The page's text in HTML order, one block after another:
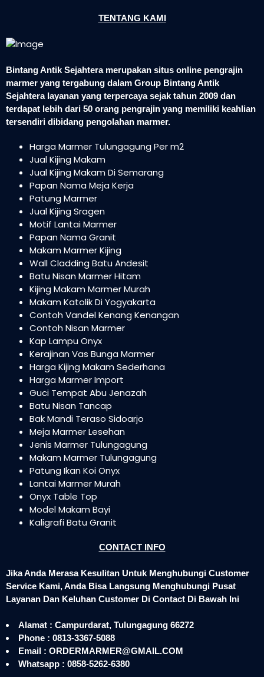
TENTANG KAMI
Bintang Antik Sejahtera merupakan situs online pengrajin
marmer yang tergabung dalam Group Bintang Antik
Sejahtera layanan yang terpercaya sejak tahun 2009 dan
terdapat lebih dari 50 orang pengrajin yang memiliki keahlian
tersendiri dibidang pengolahan marmer.
Harga Marmer Tulungagung Per m2
Jual Kijing Makam
Jual Kijing Makam Di Semarang
Papan Nama Meja Kerja
Patung Marmer
Jual Kijing Sragen
Motif Lantai Marmer
Papan Nama Granit
Makam Marmer Kijing
Wall Cladding Batu Andesit
Batu Nisan Marmer Hitam
Kijing Makam Marmer Murah
Makam Katolik Di Yogyakarta
Contoh Vandel Kenang Kenangan
Contoh Nisan Marmer
Kap Lampu Onyx
Kerajinan Vas Bunga Marmer
Harga Kijing Makam Sederhana
Harga Marmer Import
Guci Tempat Abu Jenazah
Batu Nisan Tancap
Bak Mandi Teraso Sidoarjo
Meja Marmer Lesehan
Jenis Marmer Tulungagung
Makam Marmer Tulungagung
Patung Ikan Koi Onyx
Lantai Marmer Murah
Onyx Table Top
Model Makam Bayi
Kaligrafi Batu Granit
CONTACT INFO
Jika Anda Merasa Kesulitan Untuk Menghubungi Customer
Service Kami, Anda Bisa Langsung Menghubungi Pusat
Layanan Dan Keluhan Customer Di Contact Di Bawah Ini
Alamat : Campurdarat, Tulungagung 66272
Phone : 0813-3367-5088
Email : ORDERMARMER@GMAIL.COM
Whatsapp : 0858-5262-6380